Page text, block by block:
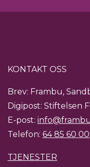
KONTAKT OSS
Brev: Frambu,
Digipost: Stiftelsen
E-post:
Telefon: 64 85 60 00
TJENESTER